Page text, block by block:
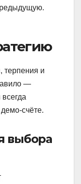
терпения и
—
счёте.
выбора